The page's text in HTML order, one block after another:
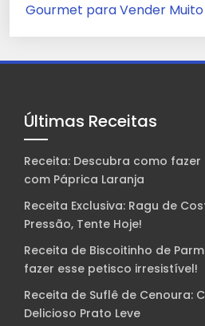
Gourmet para Vender Muito
Últimas Receitas
Receita: Descubra como
com Páprica Laranja
Receita Exclusiva: Ragu de
Pressão, Tente Hoje!
Receita de Biscoitinho de
fazer esse petisco irresistível!
Receita de Suflê de Cenoura:
Delicioso Prato Leve